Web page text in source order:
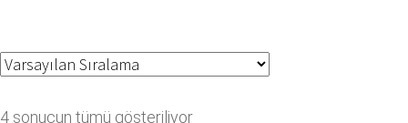
4 sonucun tümü gösteriliyor